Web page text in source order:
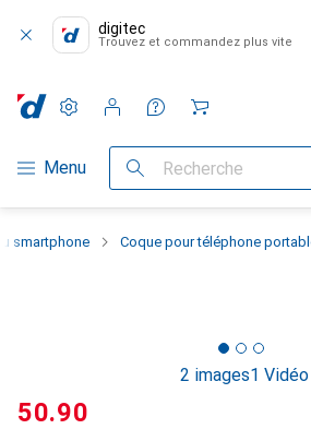
digitec
Trouvez et commandez plus vite
Navigation par catégorie
Menu Recherche
Paramètres
Compte client
Listes de comparaison
Listes d'envies
Panier
smartphone Coque pour téléphone
2 images1 Vidéo
CHF
50.90